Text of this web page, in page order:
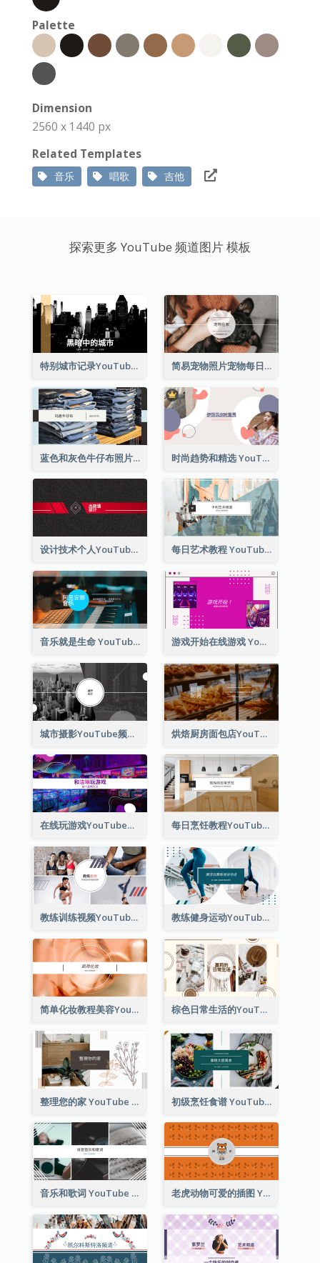
Palette
Dimension
2560 x 1440 px
Related Templates
音乐 唱歌 吉他
探索更多 YouTube 频道图片 模板
特别城市记录YouTube频道图片 简易宠物照片宠物每日YouTube频道图片
蓝色和灰色牛仔布照片时尚展望YouTube频道图片 时尚趋势和精选 YouTube 频道图片
设计技术个人YouTube频道图片 每日艺术教程 YouTube 频道图片
音乐就是生命 YouTube 频道图片 游戏开始在线游戏 YouTube 频道图片
城市摄影YouTube频道图片 烘焙厨房面包店YouTube频道图片
在线玩游戏YouTube频道图片 每日烹饪教程YouTube频道图片
教练训练视频YouTube频道图片 教练健身运动YouTube频道图片
简单化妆教程美容YouTube频道图片 棕色日常生活的YouTube频道图片
整理您的家 YouTube 频道图片 初级烹饪食谱 YouTube 频道图片
音乐和歌词 YouTube 频道图片 老虎动物可爱的插图 YouTube 频道图片